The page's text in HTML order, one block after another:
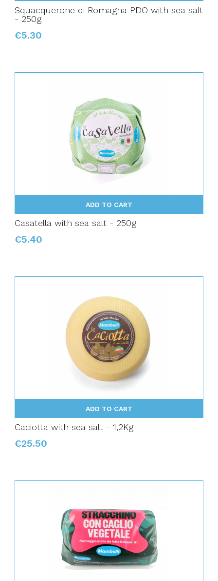
Squacquerone di Romagna PDO with sea salt
- 250g
€5.30
ADD TO CART
Casatella with sea salt - 250g
€5.40
ADD TO CART
Caciotta with sea salt - 1,2Kg
€25.50